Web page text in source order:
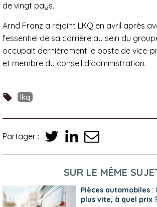
de vingt pays.
Arnd Franz a rejoint LKQ en avril après
l'essentiel de sa carrière au sein du
occupait dernièrement le poste de vice-
et membre du conseil d'administration.
lkq
Partager :
SUR LE MÊME
Pièces automobiles
plus vite, à quel prix